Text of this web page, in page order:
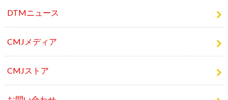
CMJメディア
CMJストア
お問い合わせ